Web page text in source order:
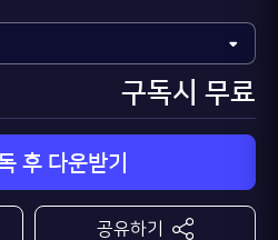
구독시 무료
후 다운받기
공유하기